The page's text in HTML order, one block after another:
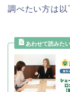
調べたい方は以